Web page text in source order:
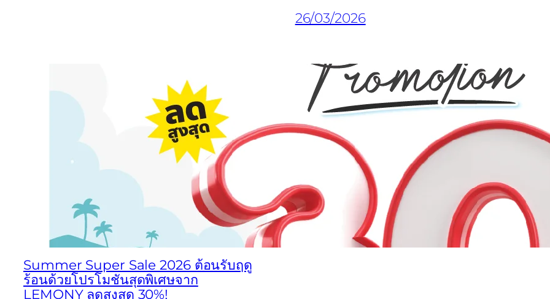
26/03/2026
Summer Super Sale 2026 ต้อนรับฤดู
ร้อนด้วยโปรโมชันสุดพิเศษจาก
LEMONY ลดสูงสุด 30%!